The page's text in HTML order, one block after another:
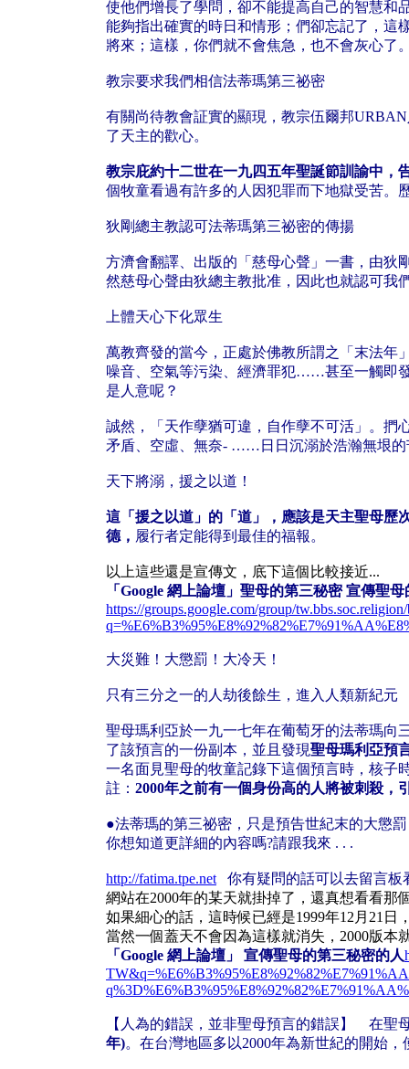
使他們增長了學問，卻不能提高自己的智慧和
能夠指出確實的時日和情形；們卻忘記了，這
將來；這樣，你們就不會焦急，也不會灰心了
教宗要求我們相信法蒂瑪第三祕密
有關尚待教會証實的顯現，教宗伍爾邦
了天主的歡心。
教宗庇約十二世在一九四五年聖誕節訓諭中，
個牧童看過有許多的人因犯罪而下地獄受苦。
狄剛總主教認可法蒂瑪第三祕密的傳揚
方濟會翻譯、出版的「慈母心聲」一書，由狄
然慈母心聲由狄總主教批准，因此也就認可我
上體天心下化眾生
萬教齊發的當今，正處於佛教所謂之「末法
噪音、空氣等污染、經濟罪犯……甚至一觸即
是人意呢？
誠然，「天作孽猶可違，自作孽不可活」。捫
矛盾、空虛、無奈- ……日日沉溺於浩瀚無垠的
天下將溺，援之以道！
這「援之以道」的「道」，應該是天主聖母歷
德， 履行者定能得到最佳的福報。
以上這些還是宣傳文，底下這個比較接近...
「Google 網上論壇」聖母的第三秘密 宣傳聖
https://groups.google.com/group/
大災難！大懲罰！大冷天！
只有三分之一的人劫後餘生，進入人類新紀元
聖母瑪利亞於一九一七年在葡萄牙的法蒂瑪向
了該預言的一份副本，並且發現聖母瑪利亞預
一名面見聖母的牧童記錄下這個預言時，核子
註： 2000年之前有一個身份高的人將被刺殺，
●法蒂瑪的第三祕密，只是預告世紀末的大懲
你想知道更詳細的內容嗎?請跟我來 . . .
http://fatima.tpe.net
你有疑問的話可以去留言板
網站在2000年的某天就掛掉了，還真想看看那
如果細心的話，這時候已經是1999年12月21日
當然一個蓋天不會因為這樣就消失，2000版本
「Google 網上論壇」 宣傳聖母的第三秘密的人
【人為的錯誤，並非聖母預言的錯誤】 在聖
年)。在台灣地區多以2000年為新世紀的開始